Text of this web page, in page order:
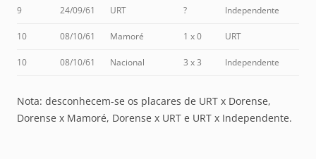
9 24/09/61 URT ? Independente
10 08/10/61 Mamoré 1 x 0 URT
10 08/10/61 Nacional 3 x 3 Independente
Nota: desconhecem-se os placares de URT x Dorense,
Dorense x Mamoré, Dorense x URT e URT x Independente.